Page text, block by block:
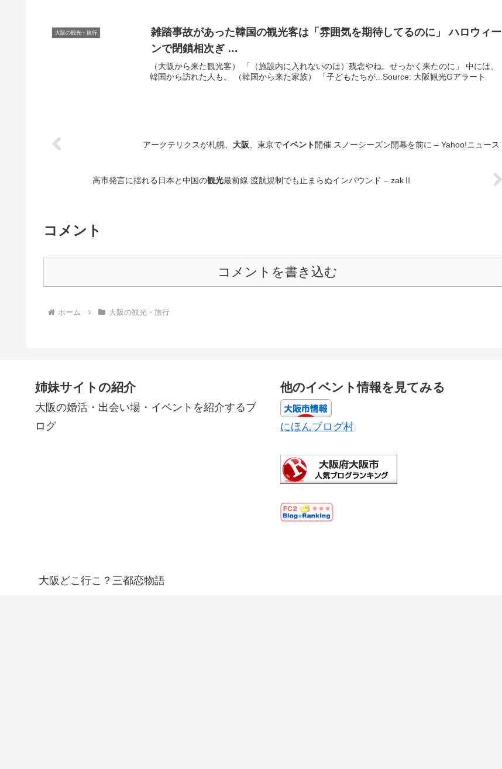
大阪の観光・旅行 雑踏事故があった韓国の観光客は「雰囲気を期待してるのに」 ハロウィー
ンで閉鎖相次ぎ …
（大阪から来た観光客） 「（施設内に入れないのは）残念やね。せっかく来たのに」 中には、
韓国から訪れた人も。 （韓国から来た家族） 「子どもたちが...Source: 大阪観光Gアラート
アークテリクスが札幌、 大阪 、東京でイベント 開催 スノーシーズン開幕を前に – Yahoo!ニュース
高市発言に揺れる日本と中国の観光最前線 渡航規制でも止まらぬインバウンド – zakⅡ
コメント
コメントを書き込む
ホーム 大阪の観光・旅行
姉妹サイトの紹介
大阪の婚活・出会い場・イベントを紹介するブ
ログ
他のイベント情報を見てみる
にほんブログ村
大阪どこ行こ？三都恋物語